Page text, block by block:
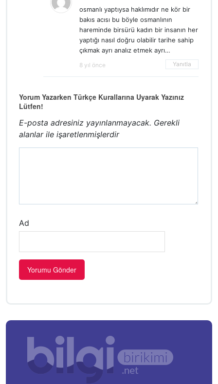
osmanlı yaptıysa haklımıdır ne kör bir
bakıs acısı bu böyle osmanlının
hareminde birsürü kadın bir insanın her
yaptığı nasıl doğru olabilir tarihe sahip
çıkmak ayrı analız etmek ayrı…
8 yıl önce Yanıtla
Yorum Yazarken Türkçe Kurallarına Uyarak Yazınız
Lütfen!
E-posta adresiniz yayınlanmayacak. Gerekli
alanlar ile işaretlenmişlerdir
Ad